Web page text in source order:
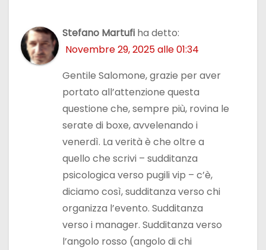
Stefano Martufi ha detto:
Novembre 29, 2025 alle 01:34
Gentile Salomone, grazie per aver
portato all’attenzione questa
questione che, sempre più, rovina le
serate di boxe, avvelenando i
venerdì. La verità è che oltre a
quello che scrivi – sudditanza
psicologica verso pugili vip – c’è,
diciamo così, sudditanza verso chi
organizza l’evento. Sudditanza
verso i manager. Sudditanza verso
l’angolo rosso (angolo di chi